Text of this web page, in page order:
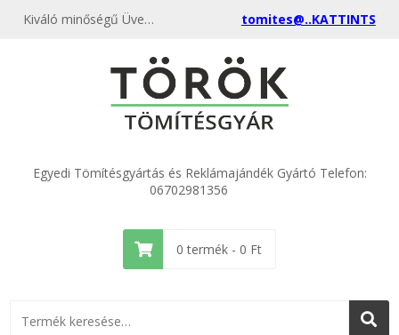
Kiváló minőségű Üvegszálas zsinór SZÜRKE 650 °C 10 mm 25 méteres tekercsben kedvező áron, egyenest a gyártótól, rendelje meg most, és csatlakozzon a több ezer elégedett vásárlóhoz. tomites@..KATTINTS
Egyedi Tömítésgyártás és Reklámajándék Gyártó Telefon:
06702981356
0 termék - 0 Ft